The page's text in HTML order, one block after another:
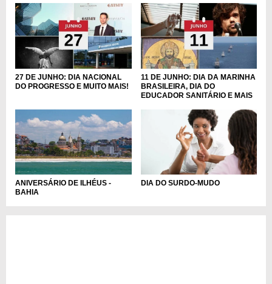
27 DE JUNHO: DIA NACIONAL
DO PROGRESSO E MUITO MAIS!
11 DE JUNHO: DIA DA MARINHA
BRASILEIRA, DIA DO
EDUCADOR SANITÁRIO E MAIS
ANIVERSÁRIO DE ILHÉUS -
BAHIA
DIA DO SURDO-MUDO